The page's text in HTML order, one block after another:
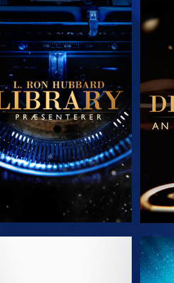
UDFORSK SERIEN